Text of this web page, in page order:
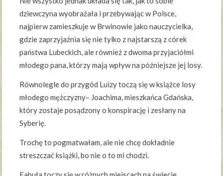
dziewczyna wyobrażała i przebywając w Polsce,
najpierw zamieszkuje w Brwinowie jako nauczycielka,
gdzie zaprzyjaźnia się nie tylko z najstarszą z córek
państwa Lubeckich, ale również z dwoma przyjaciółmi
młodego pana, którzy mają wpływ na późniejsze jej losy.
Równolegle do przygód Luizy toczą się w książce losy
młodego mężczyzny– Joachima, mieszkańca Gdańska,
który zostaje posądzony o konspirację i zesłany na
Syberię.
Trochę to pogmatwałam, ale nie chcę dokładnie
streszczać książki, bo nie o to mi chodzi.